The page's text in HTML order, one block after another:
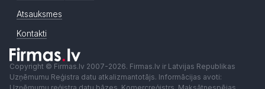
Atsauksmes
Kontakti
Copyright © Firmas.lv 2007-2026. Firmas.lv ir Latvijas Republikas
Uzņēmumu Reģistra datu atkalizmantotājs. Informācijas avoti: